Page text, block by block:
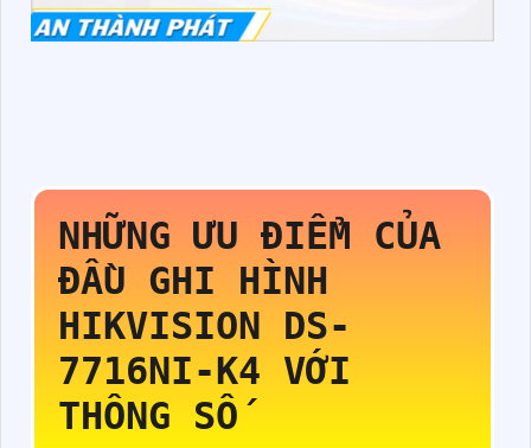
NHỮNG ƯU ĐIỂM CỦA
ĐẦU GHI HÌNH
HIKVISION DS-
7716NI-K4 VỚI
THÔNG SỐ